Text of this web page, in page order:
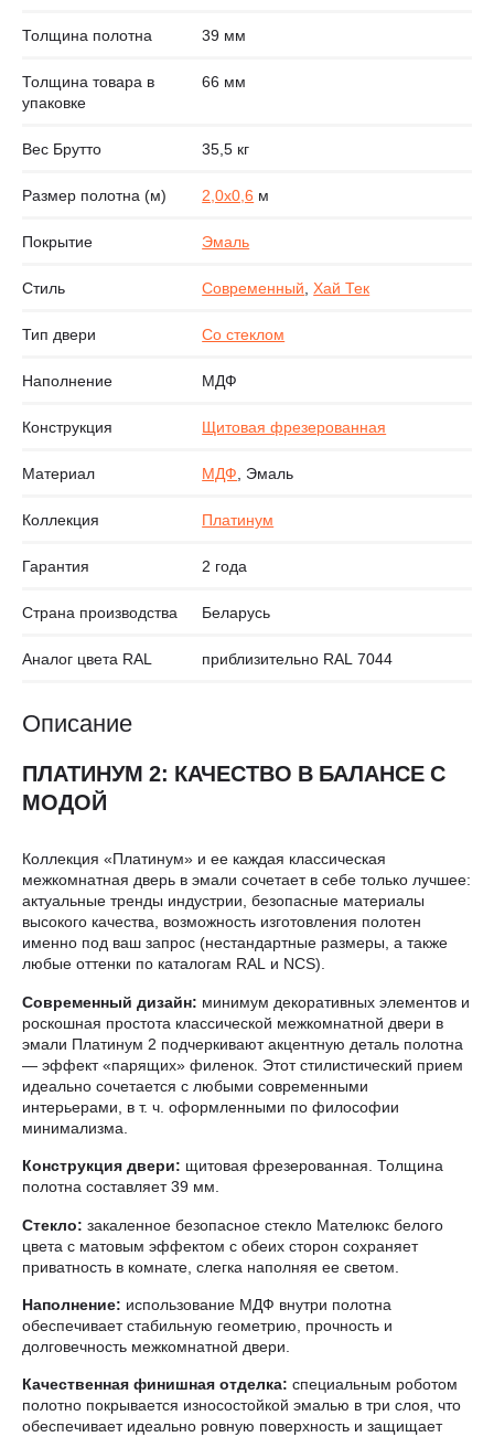
Толщина полотна 39 мм
Толщина товара в
упаковке
66 мм
Вес Брутто 35,5 кг
Размер полотна (м) 2,0х0,6 м
Покрытие Эмаль
Стиль Современный,Хай Тек
Тип двери Со стеклом
Наполнение МДФ
Конструкция Щитовая фрезерованная
Материал МДФ, Эмаль
Коллекция Платинум
Гарантия 2 года
Страна производства Беларусь
Аналог цвета RAL приблизительно RAL 7044
Описание
ПЛАТИНУМ 2: КАЧЕСТВО В БАЛАНСЕ С
МОДОЙ
Коллекция «Платинум» и ее каждая классическая
межкомнатная дверь в эмали сочетает в себе только лучшее:
актуальные тренды индустрии, безопасные материалы
высокого качества, возможность изготовления полотен
именно под ваш запрос (нестандартные размеры, а также
любые оттенки по каталогам RAL и NCS).
Современный дизайн: минимум декоративных элементов и
роскошная простота классической межкомнатной двери в
эмали Платинум 2 подчеркивают акцентную деталь полотна
— эффект «парящих» филенок. Этот стилистический прием
идеально сочетается с любыми современными
интерьерами, в т. ч. оформленными по философии
минимализма.
Конструкция двери: щитовая фрезерованная. Толщина
полотна составляет 39 мм.
Стекло: закаленное безопасное стекло Мателюкс белого
цвета с матовым эффектом с обеих сторон сохраняет
приватность в комнате, слегка наполняя ее светом.
Наполнение: использование МДФ внутри полотна
обеспечивает стабильную геометрию, прочность и
долговечность межкомнатной двери.
Качественная финишная отделка: специальным роботом
полотно покрывается износостойкой эмалью в три слоя, что
обеспечивает идеально ровную поверхность и защищает